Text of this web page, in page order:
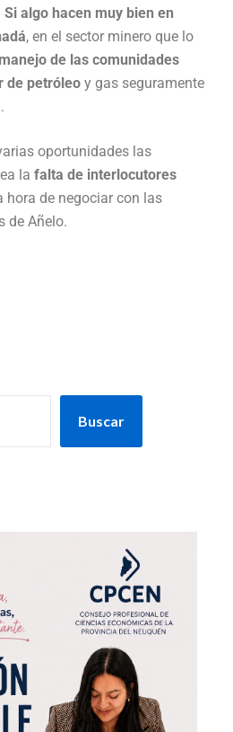
Si algo hacen muy bien en
, en el sector minero que lo
de las comunidades
de petróleo y gas seguramente
oportunidades las
la falta de interlocutores
hora de negociar con las
de Añelo.
Buscar